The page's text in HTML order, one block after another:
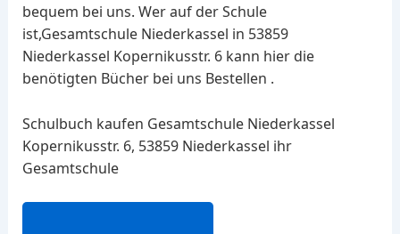
bequem bei uns. Wer auf der Schule
ist,Gesamtschule Niederkassel in 53859
Niederkassel Kopernikusstr. 6 kann hier die
benötigten Bücher bei uns Bestellen .
Schulbuch kaufen Gesamtschule Niederkassel
Kopernikusstr. 6, 53859 Niederkassel ihr
Gesamtschule